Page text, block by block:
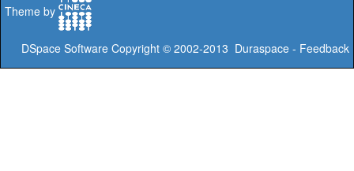
Theme by
DSpace Software Copyright © 2002-2013 Duraspace - Feedback